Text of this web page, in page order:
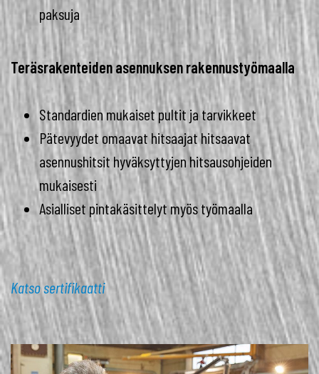
paksuja
Teräsrakenteiden asennuksen rakennustyömaalla
Standardien mukaiset pultit ja tarvikkeet
Pätevyydet omaavat hitsaajat hitsaavat
asennushitsit hyväksyttyjen hitsausohjeiden
mukaisesti
Asialliset pintakäsittelyt myös työmaalla
Katso sertifikaatti